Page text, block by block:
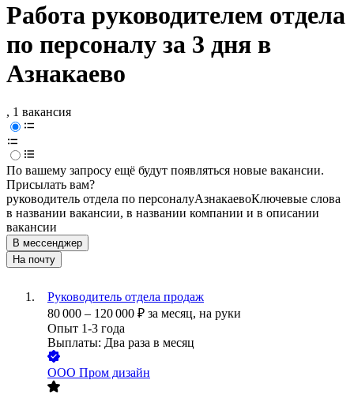
Работа руководителем отдела
по персоналу за 3 дня в
Азнакаево
, 1 вакансия
По вашему запросу ещё будут появляться новые вакансии.
Присылать вам?
руководитель отдела по персоналуАзнакаевоКлючевые слова
в названии вакансии, в названии компании и в описании
вакансии
В мессенджер
На почту
Руководитель отдела продаж
80 000 – 120 000 ₽ за месяц, на руки
Опыт 1-3 года
Выплаты: Два раза в месяц
ООО Пром дизайн